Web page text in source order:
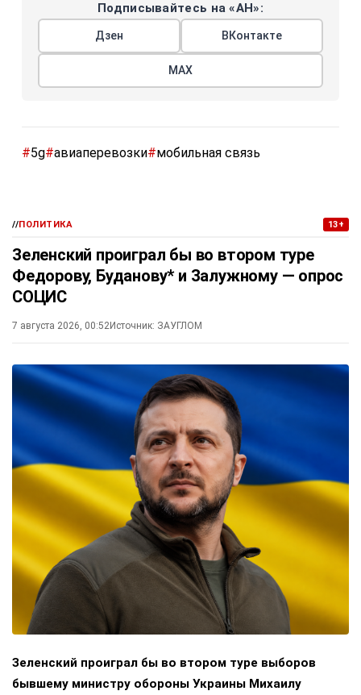
Подписывайтесь на «АН»:
Дзен ВКонтакте
МАХ
#5g#авиаперевозки#мобильная связь
//ПОЛИТИКА 13+
Зеленский проиграл бы во втором туре
Федорову, Буданову* и Залужному — опрос
СОЦИС
7 августа 2026, 00:52Источник: ЗАУГЛОМ
Зеленский проиграл бы во втором туре выборов
бывшему министру обороны Украины Михаилу